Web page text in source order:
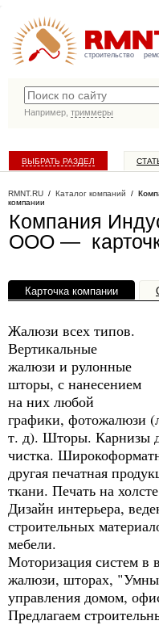
строительство
Например, триммеры
ВЫБРАТЬ РАЗДЕЛ
RMNT.RU / Каталог компаний /
компании
Компания
ООО —
Карточка компании
Жалюзи всех типов.
Вертикальные
жалюзи и рулонные
шторы, с нанесением
на них любой
графики, фотожалюзи
т. д). Шторы. Карнизы
чистка.
другая печатная
ткани. Печать на
Дизайн интерьера,
строительных
мебели.
Моторизация систем в
жалюзи, шторах,
управления домом,
Предлагаем